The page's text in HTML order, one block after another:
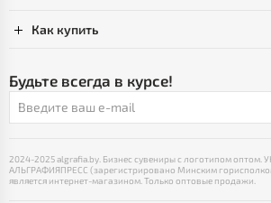
Как купить
Будьте всегда в курсе!
2024-2025 algrafia.by. Бизнес сувениры с логотипом оптом.
АЛЬГРАФИЯПРЕСС (зарегистрировано Минским
является интернет-магазином. Только оптовые продажи.